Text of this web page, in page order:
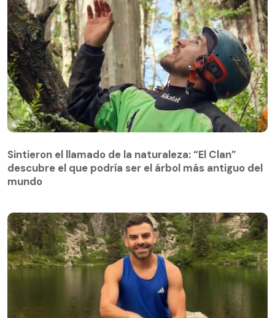
descubre el que podría ser el árbol más antiguo del
mundo
Sintieron el llamado de la naturaleza: “El Clan”
descubre el que podría ser el árbol más antiguo del
mundo